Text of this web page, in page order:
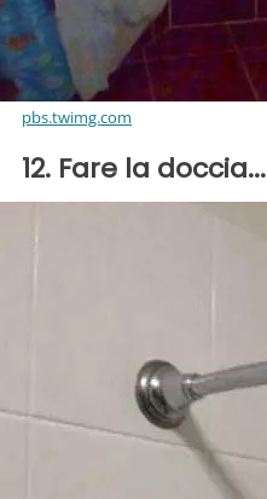
pbs.twimg.com
12. Fare la doccia...